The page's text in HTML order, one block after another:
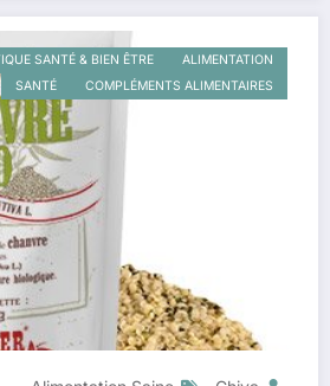
ALIMENTATION
SANTÉ & BIEN ÊTRE
COMPLÉMENTS ALIMENTAIRES
SANTÉ